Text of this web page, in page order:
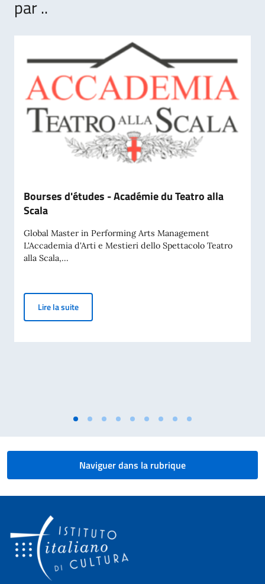
par ..
Bourses d'études - Académie du Teatro alla
Scala
Global Master in Performing Arts Management
L'Accademia d'Arti e Mestieri dello Spettacolo Teatro
alla Scala,...
Lire la suiteBourses d'études - Académie du Teatro alla Scala
Naviguer dans la rubrique